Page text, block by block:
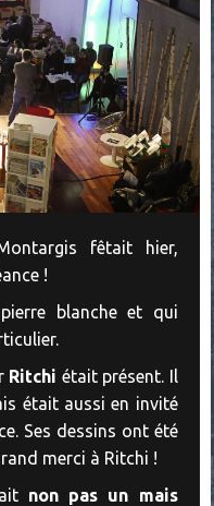
fêtait hier,
!
blanche et qui
Ritchi était présent. Il
était aussi en invité
Ses dessins ont été
merci à Ritchi !
non pas un mais